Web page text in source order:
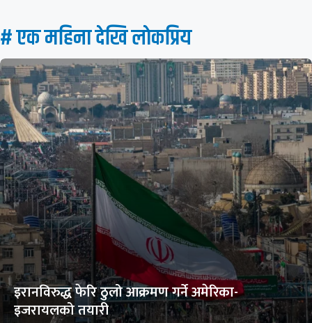
# एक महिना देखि लाेकप्रिय
इरानविरुद्ध फेरि ठुलो आक्रमण गर्ने अमेरिका-
इजरायलको तयारी